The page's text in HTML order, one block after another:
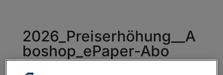
2026_Preiserhöhung__A
boshop_ePaper-Abo